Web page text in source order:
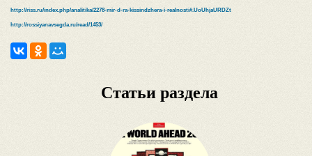
http://riss.ru/index.php/analitika/2278-mir-d-ra-kissindzhera-i-realnosti#.UoUhjaURDZt
http://rossiyanavsegda.ru/read/1453/
Статьи раздела